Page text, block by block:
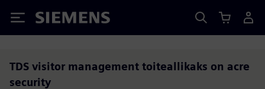
Siemens
TDS visitor management toiteallikaks on acre
security